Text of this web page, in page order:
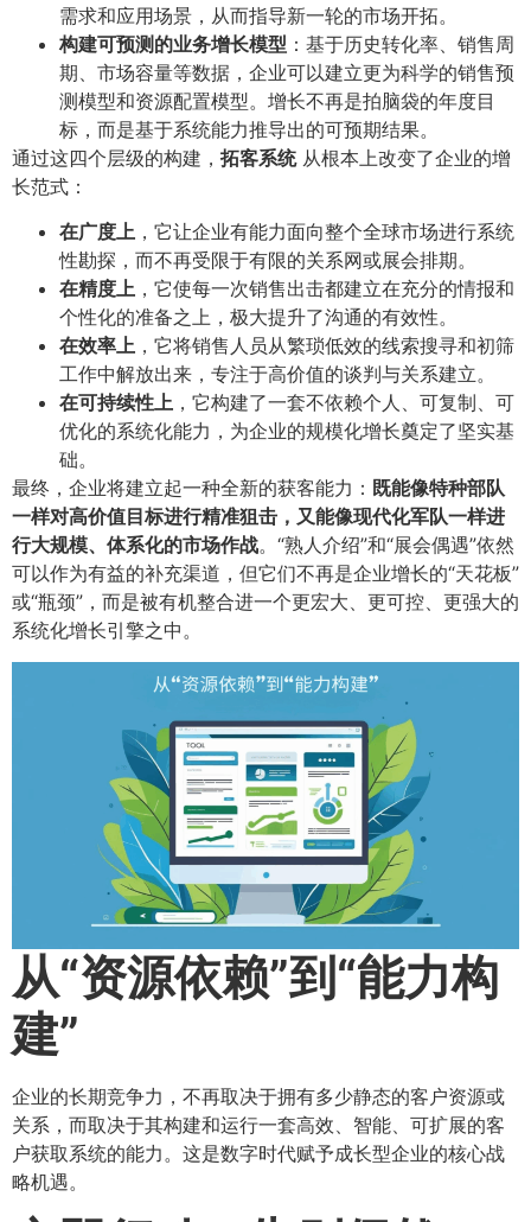
需求和应用场景，从而指导新一轮的市场开拓。
构建可预测的业务增长模型 ​：基于历史转化率、销售周
期、市场容量等数据，企业可以建立更为科学的销售预
测模型和资源配置模型。增长不再是拍脑袋的年度目
标，而是基于系统能力推导出的可预期结果。
通过这四个层级的构建，​ 拓客系统从根本上改变了企业的增
长范式：
在广度上 ​，它让企业有能力面向整个全球市场进行系统
性勘探，而不再受限于有限的关系网或展会排期。
在精度上 ​，它使每一次销售出击都建立在充分的情报和
个性化的准备之上，极大提升了沟通的有效性。
在效率上 ​，它将销售人员从繁琐低效的线索搜寻和初筛
工作中解放出来，专注于高价值的谈判与关系建立。
在可持续性上 ​，它构建了一套不依赖个人、可复制、可
优化的系统化能力，为企业的规模化增长奠定了坚实基
础。
最终，企业将建立起一种全新的获客能力：​ 既能像特种部队
一样对高价值目标进行精准狙击，又能像现代化军队一样进
行大规模、体系化的市场作战​。“熟人介绍”和“展会偶遇”依然
可以作为有益的补充渠道，但它们不再是企业增长的“天花板”
或“瓶颈”，而是被有机整合进一个更宏大、更可控、更强大的
系统化增长引擎之中。
从“资源依赖”到“能力构
建”​
企业的长期竞争力，不再取决于拥有多少静态的客户资源或
关系，而取决于其构建和运行一套高效、智能、可扩展的客
户获取系统的能力。这是数字时代赋予成长型企业的核心战
略机遇。